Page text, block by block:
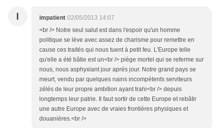
I impatient 02/05/2013 14:07
<br /> Notre seul salut est dans l'espoir qu'un homme
politique se lève avec assez de charisme pour remettre en
cause ces traités qui nous tuent à petit feu. L'Europe telle
qu'elle a été bâtie est un<br /> piège mortel qui se referme sur
nous, nous asphyxiant jour aprés jour. Notre grand pays se
meurt, vendu par quelques nains incompétents serviteurs
zélés de leur propre ambition ayant trahi<br /> depuis
longtemps leur patrie. Il faut sortir de cette Europe et rebâtir
une autre Europe avec de vraies frontières physiques et
douanières.<br />